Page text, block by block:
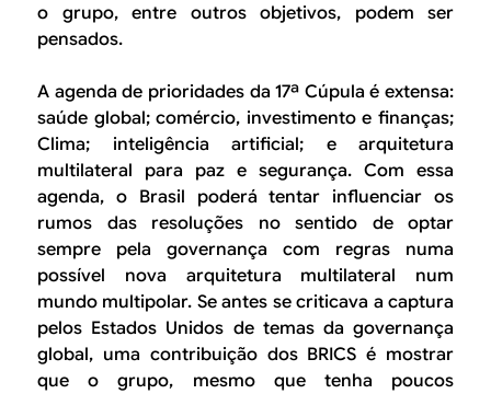
o grupo, entre outros objetivos, podem ser
pensados.
A agenda de prioridades da 17ª Cúpula é extensa:
saúde global; comércio, investimento e finanças;
Clima; inteligência artificial; e arquitetura
multilateral para paz e segurança. Com essa
agenda, o Brasil poderá tentar influenciar os
rumos das resoluções no sentido de optar
sempre pela governança com regras numa
possível nova arquitetura multilateral num
mundo multipolar. Se antes se criticava a captura
pelos Estados Unidos de temas da governança
global, uma contribuição dos BRICS é mostrar
que o grupo, mesmo que tenha poucos